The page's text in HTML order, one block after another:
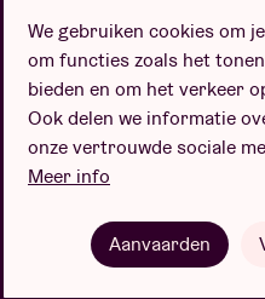
Privacybeleid
We gebruiken cookies om
om functies zoals het
bieden en om het verkeer
Ook delen we informatie
onze vertrouwde sociale
Meer info
Aanvaarden